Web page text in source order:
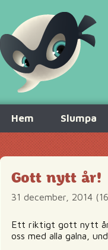
innehåll
Hem Slumpa
Gott nytt år!
31 december, 2014
Ett riktigt gott nytt år
oss med alla galna,